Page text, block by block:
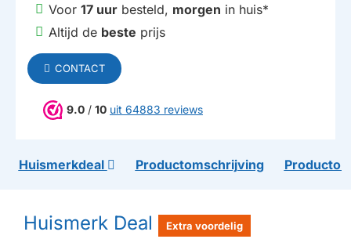
Voor 17 uur besteld, morgen in huis*
Altijd de beste prijs
CONTACT
9.0 / 10 uit 64883 reviews
Huismerkdeal Productomschrijving
Huismerk Deal Extra voordelig